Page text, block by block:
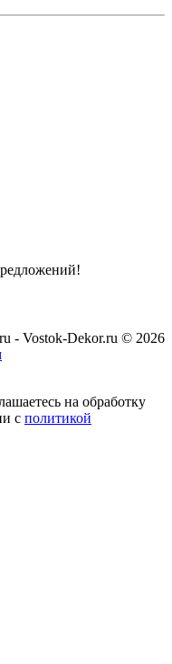
- Vostok-Dekor.ru © 2026
на обработку
с политикой